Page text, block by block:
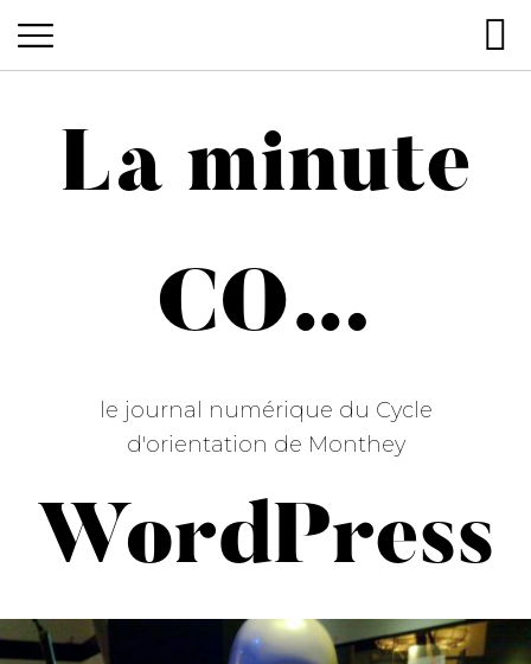
La
minute
CO…
La minute
CO…
le journal numérique du Cycle
d'orientation de Monthey
WordPress